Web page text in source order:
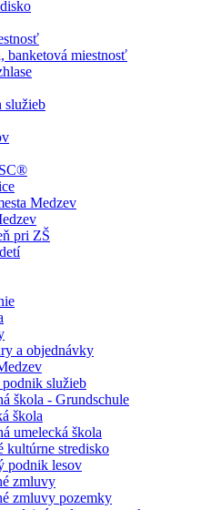
banketová miestnosť
služieb
Medzev
pri ZŠ
a objednávky
služieb
škola - Grundschule
škola
umelecká škola
kultúrne stredisko
podnik lesov
zmluvy
zmluvy pozemky